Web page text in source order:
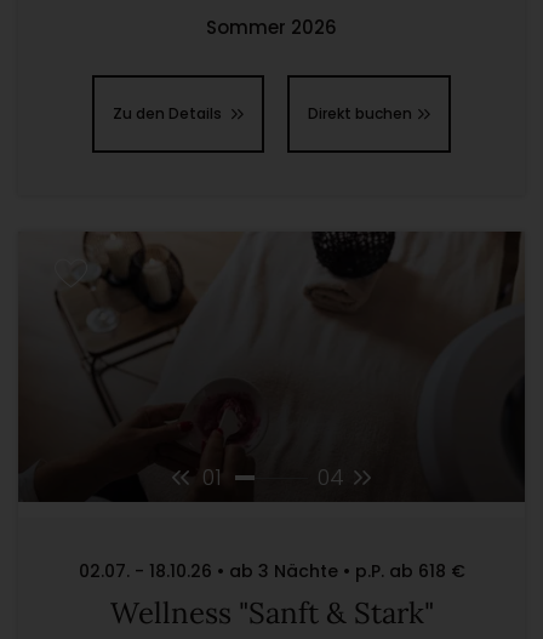
Sommer 2026
Zu den Details Direkt buchen
01 04
02.07. - 18.10.26 • ab 3 Nächte • p.P. ab 618 €
Wellness "Sanft & Stark"